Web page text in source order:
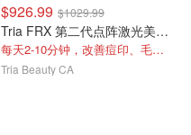
$926.99 $1029.99
Tria FRX 第二代点阵激光美容仪
每天2-10分钟，改善痘印、毛孔、斑点
Tria Beauty CA